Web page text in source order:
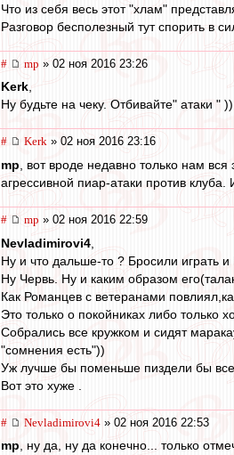
Что из себя весь этот "хлам"
Разговор бесполезный тут спорить в
# mp » 02 ноя 2016 23:26
Kerk,
Ну будьте на чеку. Отбивайте" атаки " ))
# Kerk » 02 ноя 2016 23:16
mp , вот вроде недавно только нам
агрессивной пиар-атаки против
# mp » 02 ноя 2016 22:59
Nevladimirovi4
Ну и что дальше-то ? Бросили играть
Ну Червь. Ну и каким образом
Как Романцев с ветеранами
Это только о покойниках либо только
Собрались все кружком и сидят
"сомнения есть"))
Уж лучше бы поменьше пиздели бы
Вот это хуже .
# Nevladimirovi4 » 02 ноя 2016 22:53
mp , ну да, ну да конечно... только